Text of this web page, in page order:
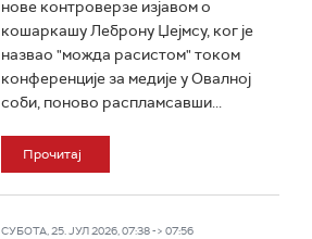
нове контроверзе изјавом о
кошаркашу Леброну Џејмсу, ког је
назвао "можда расистом" током
конференције за медије у Овалној
соби, поново распламсавши...
Прочитај
СУБОТА, 25. ЈУЛ 2026, 07:38 -> 07:56